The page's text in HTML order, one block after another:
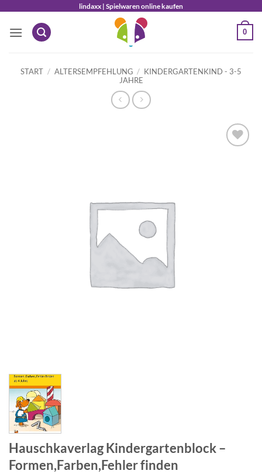
springen
lindaxx | Spielwaren online kaufen
0
START / ALTERSEMPFEHLUNG / KINDERGARTENKIND - 3-5
JAHRE
Hauschkaverlag Kindergartenblock –
Formen,Farben,Fehler finden